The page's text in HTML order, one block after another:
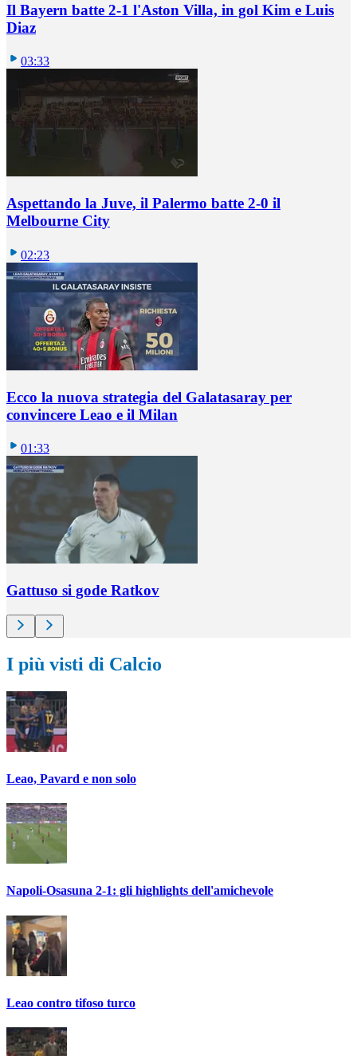
Il Bayern batte 2-1 l'Aston Villa, in gol Kim e Luis
Diaz
03:33
Aspettando la Juve, il Palermo batte 2-0 il
Melbourne City
02:23
Ecco la nuova strategia del Galatasaray per
convincere Leao e il Milan
01:33
Gattuso si gode Ratkov
I più visti di Calcio
Leao, Pavard e non solo
Napoli-Osasuna 2-1: gli highlights dell'amichevole
Leao contro tifoso turco